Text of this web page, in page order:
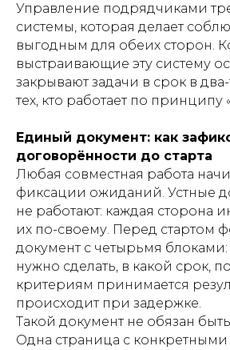
Управление подрядчиками
системы, которая делает
выгодным для обеих сторон.
выстраивающие эту систему
закрывают задачи в срок в
тех, кто работает по принципу
Единый документ: как
договорённости до старта
Любая совместная работа
фиксации ожиданий. Устные
не работают: каждая сторона
их по-своему. Перед стартом
документ с четырьмя
нужно сделать, в какой срок,
критериям принимается
происходит при задержке.
Такой документ не обязан
Одна страница с конкретными